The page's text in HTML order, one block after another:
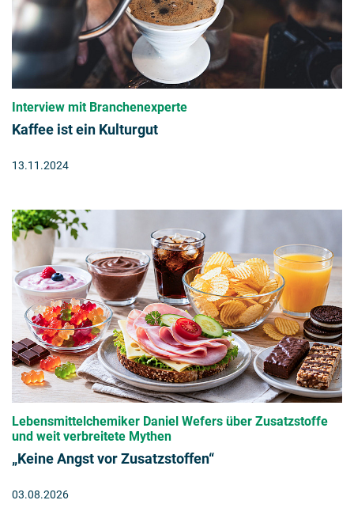
Interview mit Branchenexperte
Kaffee ist ein Kulturgut
13.11.2024
Lebensmittelchemiker Daniel Wefers über Zusatzstoffe
und weit verbreitete Mythen
„Keine Angst vor Zusatzstoffen“
03.08.2026